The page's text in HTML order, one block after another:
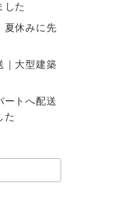
した
夏休みに先
｜大型建築
ートへ配送
た